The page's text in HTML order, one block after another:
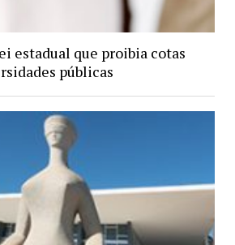
estadual que proibia cotas
públicas